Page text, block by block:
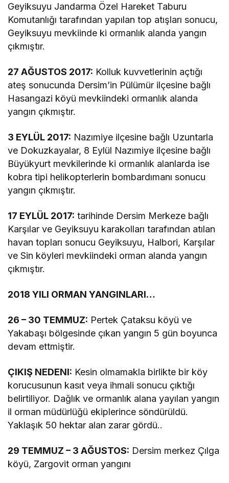
Geyiksuyu Jandarma Özel Hareket Taburu
Komutanlığı tarafından yapılan top atışları sonucu,
Geyiksuyu mevkiinde ki ormanlık alanda yangın
çıkmıştır.
27 AĞUSTOS 2017: Kolluk kuvvetlerinin açtığı
ateş sonucunda Dersim’in Pülümür ilçesine bağlı
Hasangazi köyü mevkiindeki ormanlık alanda
yangın çıkmıştır.
3 EYLÜL 2017: Nazımiye ilçesine bağlı Uzuntarla
ve Dokuzkayalar, 8 Eylül Nazımiye ilçesine bağlı
Büyükyurt mevkilerinde ki ormanlık alanlarda ise
kobra tipi helikopterlerin bombardımanı sonucu
yangın çıkmıştır.
17 EYLÜL 2017: tarihinde Dersim Merkeze bağlı
Karşılar ve Geyiksuyu karakolları tarafından atılan
havan topları sonucu Geyiksuyu, Halbori, Karşılar
ve Sin köyleri mevkiindeki orman alanda yangın
çıkmıştır.
2018 YILI ORMAN YANGINLARI…
26 – 30 TEMMUZ: Pertek Çataksu köyü ve
Yakabaşı bölgesinde çıkan yangın 5 gün boyunca
devam ettmiştir.
ÇIKIŞ NEDENI: Kesin olmamakla birlikte bir köy
korucusunun kasıt veya ihmali sonucu çıktığı
belirtiliyor. Dağlık ve ormanlık alana yayılan yangın
il orman müdürlüğü ekiplerince söndürüldü.
Yaklaşık 50 hektar alan zarar gördü..
29 TEMMUZ – 3 AĞUSTOS: Dersim merkez Çılga
köyü, Zargovit orman yangını